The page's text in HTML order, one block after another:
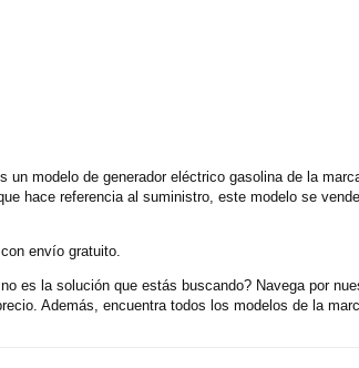
modelo de generador eléctrico gasolina de la
hace referencia al suministro, este modelo se
envío gratuito.
es la solución que estás buscando? Navega por
Además, encuentra todos los modelos de la